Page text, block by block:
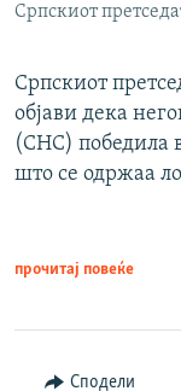
Српскиот
Српскиот
објави дека
(СНС) победила
што се одржаа
прочитај повеќе
Сподели